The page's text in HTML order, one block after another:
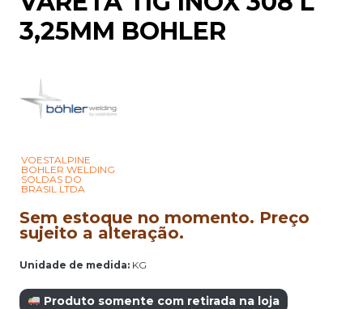
3,25MM BOHLER
VOESTALPINE
BOHLER WELDING
SOLDAS DO
BRASIL LTDA
Sem estoque no momento. Preço
sujeito a alteração.
Unidade de medida: KG
Produto somente com retirada na loja